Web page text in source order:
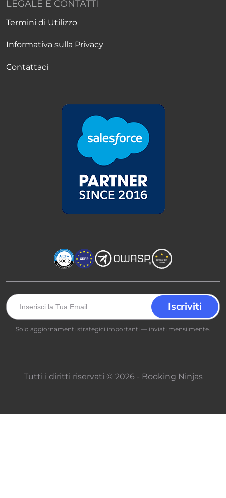
LEGALE E CONTATTI
Termini di Utilizzo
Informativa sulla Privacy
Contattaci
Solo aggiornamenti strategici importanti — inviati mensilmente.
Tutti i diritti riservati © 2026 - Booking Ninjas